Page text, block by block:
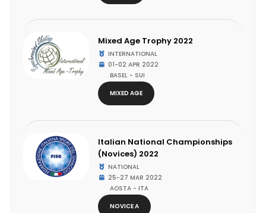
Mixed Age Trophy 2022
INTERNATIONAL
01-02 APR 2022
BASEL - SUI
MIXED AGE
Italian National Championships
(Novices) 2022
NATIONAL
25-27 MAR 2022
AOSTA - ITA
NOVICE A